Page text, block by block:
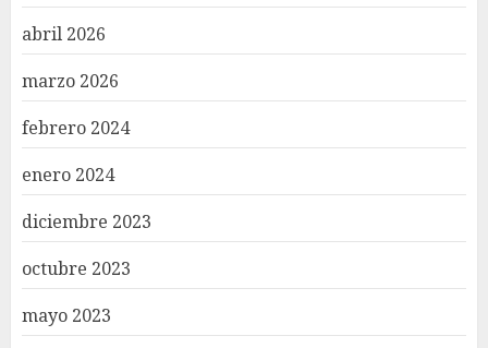
abril 2026
marzo 2026
febrero 2024
enero 2024
diciembre 2023
octubre 2023
mayo 2023